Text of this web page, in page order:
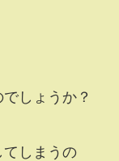
しょうか？
しまうの